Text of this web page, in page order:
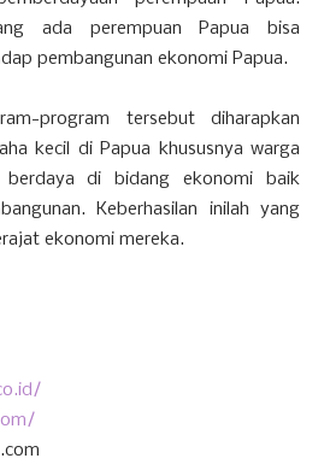
ada perempuan Papua bisa
pembangunan ekonomi Papua.
program tersebut diharapkan
kecil di Papua khususnya warga
berdaya di bidang ekonomi baik
Keberhasilan inilah yang
ekonomi mereka.